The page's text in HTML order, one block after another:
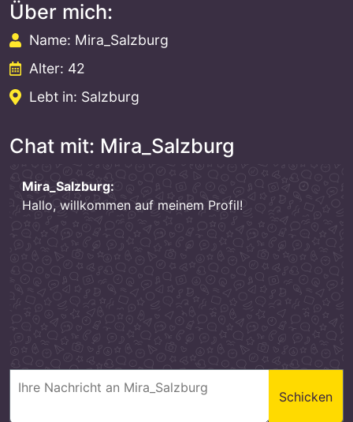
Über mich:
Name: Mira_Salzburg
Alter: 42
Lebt in: Salzburg
Chat mit: Mira_Salzburg
Mira_Salzburg:
Hallo, willkommen auf meinem Profil!
Schicken